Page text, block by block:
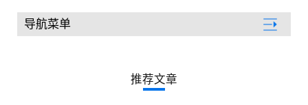
导航菜单
推荐文章